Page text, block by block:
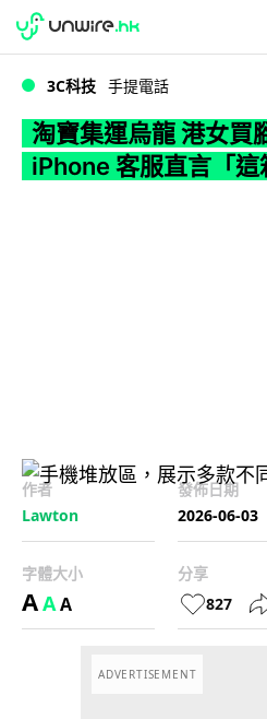
WWDC 2026
3C科技 手提電話
淘寶集運烏龍 港女買
iPhone 客服直言「這
作者
Lawton
發佈日期
2026-06-03
字體大小
AAA
分享
827
ADVERTISEMENT